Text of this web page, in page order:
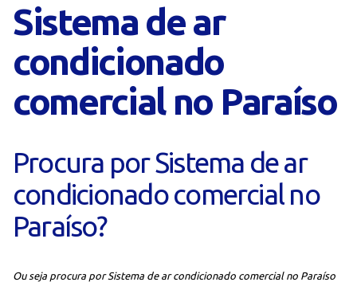
Sistema de ar
condicionado
comercial no Paraíso
Procura por Sistema de ar
condicionado comercial no
Paraíso?
Ou seja procura por Sistema de ar condicionado comercial no Paraíso